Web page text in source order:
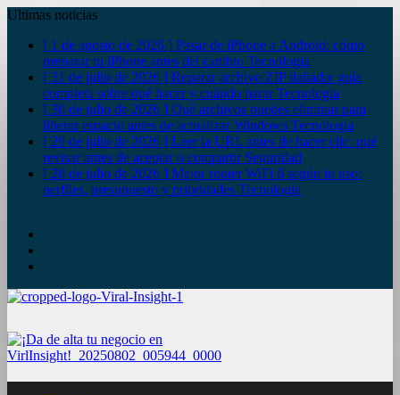
Ultimas noticias
[ 1 de agosto de 2026 ] Pasar de iPhone a Android: cómo
preparar tu iPhone antes del cambio Tecnologia
[ 31 de julio de 2026 ] Reparar archivo ZIP dañado: guía
completa sobre qué hacer y cuándo pararTecnologia
[ 30 de julio de 2026 ] Qué archivos puedes eliminar para
liberar espacio antes de actualizar Windows Tecnologia
[ 29 de julio de 2026 ] Leer la URL antes de hacer clic: qué
revisar antes de aceptar o compartir Seguridad
[ 28 de julio de 2026 ] Mejor router WiFi 6 según tu uso:
perfiles, presupuesto y prioridades Tecnologia